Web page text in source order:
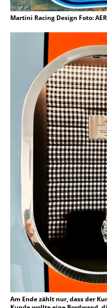
Martini Racing Design Foto:
Am Ende zählt nur, dass der